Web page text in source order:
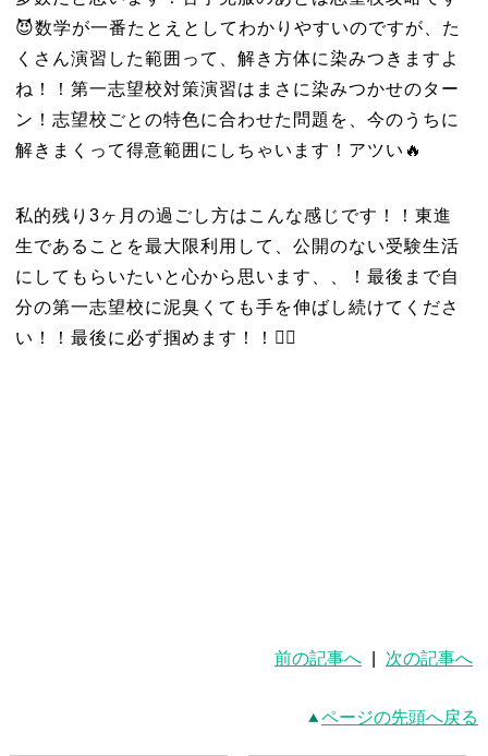
😈数学が一番たとえとしてわかりやすいのですが、た
くさん演習した範囲って、解き方体に染みつきますよ
ね！！第一志望校対策演習はまさに染みつかせのター
ン！志望校ごとの特色に合わせた問題を、今のうちに
解きまくって得意範囲にしちゃいます！アツい🔥
私的残り3ヶ月の過ごし方はこんな感じです！！東進
生であることを最大限利用して、公開のない受験生活
にしてもらいたいと心から思います、、！最後まで自
分の第一志望校に泥臭くても手を伸ばし続けてくださ
い！！最後に必ず掴めます！！❤️‍🔥
前の記事へ 次の記事へ
ページの先頭へ戻る